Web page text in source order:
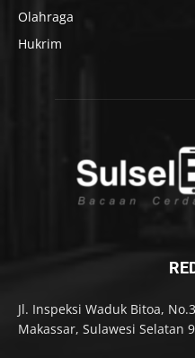
Olahraga
Hukrim
Jl. Inspeksi Waduk Bitoa,
Makassar, Sulawesi Selatan